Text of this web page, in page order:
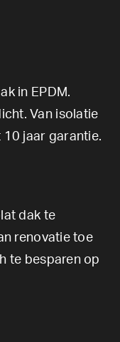
in EPDM.
Van isolatie
jaar garantie.
dak te
renovatie toe
te besparen op